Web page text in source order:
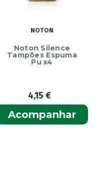
NOTON
Noton Silence
Tampões Espuma
Pu x4
4,15€
Acompanhar